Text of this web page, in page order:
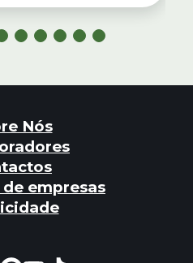
Nós
empresas